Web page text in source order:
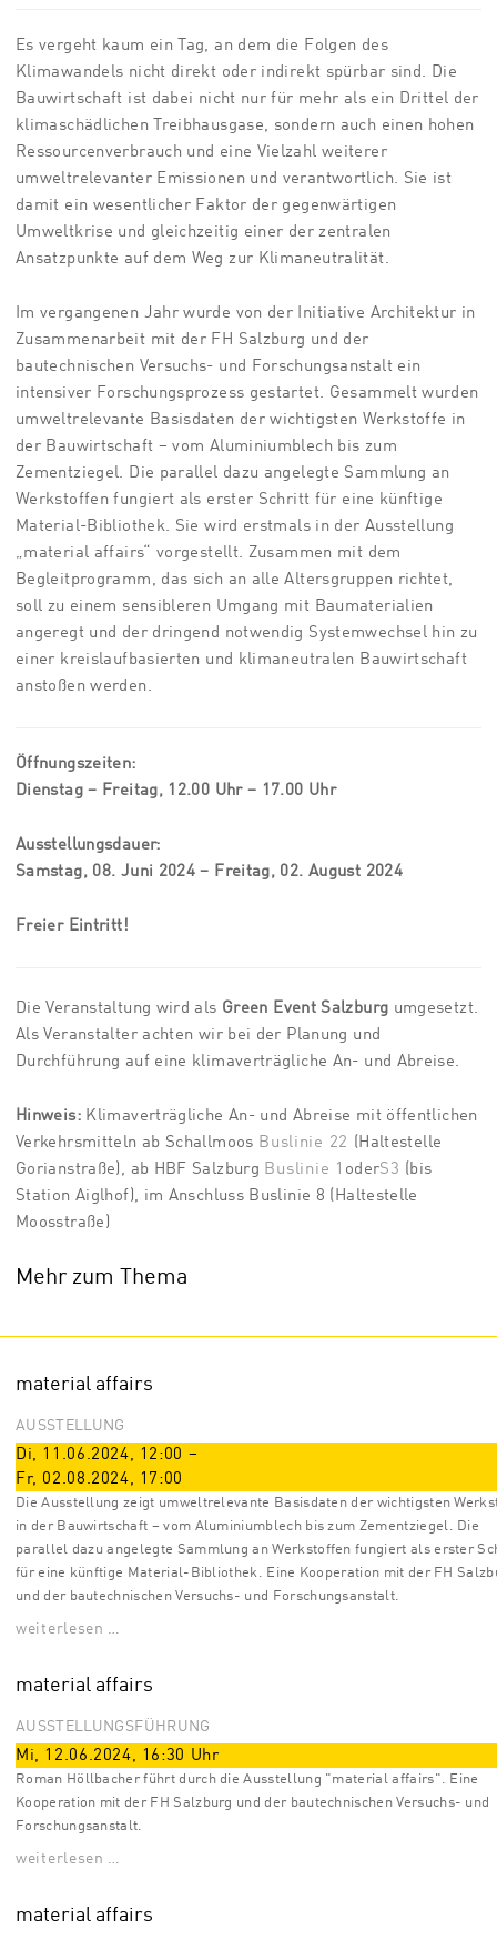
Es vergeht kaum ein Tag, an dem die Folgen des
Klimawandels nicht direkt oder indirekt spürbar sind. Die
Bauwirtschaft ist dabei nicht nur für mehr als ein Drittel der
klimaschädlichen Treibhausgase, sondern auch einen hohen
Ressourcenverbrauch und eine Vielzahl weiterer
umweltrelevanter Emissionen und verantwortlich. Sie ist
damit ein wesentlicher Faktor der gegenwärtigen
Umweltkrise und gleichzeitig einer der zentralen
Ansatzpunkte auf dem Weg zur Klimaneutralität.
Im vergangenen Jahr wurde von der Initiative Architektur in
Zusammenarbeit mit der FH Salzburg und der
bautechnischen Versuchs- und Forschungsanstalt ein
intensiver Forschungsprozess gestartet. Gesammelt wurden
umweltrelevante Basisdaten der wichtigsten Werkstoffe in
der Bauwirtschaft – vom Aluminiumblech bis zum
Zementziegel. Die parallel dazu angelegte Sammlung an
Werkstoffen fungiert als erster Schritt für eine künftige
Material-Bibliothek. Sie wird erstmals in der Ausstellung
„material affairs“ vorgestellt. Zusammen mit dem
Begleitprogramm, das sich an alle Altersgruppen richtet,
soll zu einem sensibleren Umgang mit Baumaterialien
angeregt und der dringend notwendig Systemwechsel hin zu
einer kreislaufbasierten und klimaneutralen Bauwirtschaft
anstoßen werden.
Öffnungszeiten:
Dienstag – Freitag, 12.00 Uhr – 17.00 Uhr
Ausstellungsdauer:
Samstag, 08. Juni 2024 – Freitag, 02. August 2024
Freier Eintritt!
Die Veranstaltung wird als Green Event Salzburg umgesetzt.
Als Veranstalter achten wir bei der Planung und
Durchführung auf eine klimaverträgliche An- und Abreise.
Hinweis: Klimaverträgliche An- und Abreise mit öffentlichen
Verkehrsmitteln ab Schallmoos Buslinie 22 (Haltestelle
Gorianstraße), ab HBF Salzburg Buslinie 1 oderS3 (bis
Station Aiglhof), im Anschluss Buslinie 8 (Haltestelle
Moosstraße)
Mehr zum Thema
material affairs
AUSSTELLUNG
Di, 11.06.2024, 12:00 –
Fr, 02.08.2024, 17:00
Die Ausstellung zeigt umweltrelevante Basisdaten der wichtigsten
in der Bauwirtschaft – vom Aluminiumblech bis zum Zementziegel. Die
parallel dazu angelegte Sammlung an Werkstoffen fungiert als erster
für eine künftige Material-Bibliothek. Eine Kooperation mit der FH
und der bautechnischen Versuchs- und Forschungsanstalt.
weiterlesen …
material affairs
AUSSTELLUNGSFÜHRUNG
Mi, 12.06.2024, 16:30 Uhr
Roman Höllbacher führt durch die Ausstellung "material affairs". Eine
Kooperation mit der FH Salzburg und der bautechnischen Versuchs- und
Forschungsanstalt.
weiterlesen …
material affairs